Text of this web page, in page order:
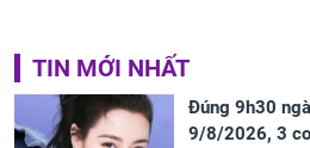
TIN MỚI NHẤT
Đúng 9h30
9/8/2026, 3